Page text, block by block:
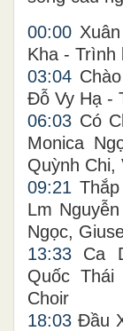
00:00
Kha - Trình
03:04
Đỗ Vy Hạ -
06:03 Có
Monica
Quỳnh Chi,
09:21
Lm
Ngọc,
13:33 Ca
Quốc
Choir
18:03 Đầu